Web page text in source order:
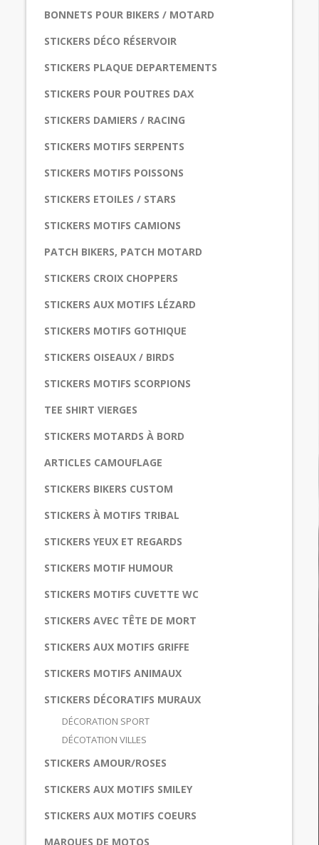
BONNETS POUR BIKERS / MOTARD
STICKERS DÉCO RÉSERVOIR
STICKERS PLAQUE DEPARTEMENTS
STICKERS POUR POUTRES DAX
STICKERS DAMIERS / RACING
STICKERS MOTIFS SERPENTS
STICKERS MOTIFS POISSONS
STICKERS ETOILES / STARS
STICKERS MOTIFS CAMIONS
PATCH BIKERS, PATCH MOTARD
STICKERS CROIX CHOPPERS
STICKERS AUX MOTIFS LÉZARD
STICKERS MOTIFS GOTHIQUE
STICKERS OISEAUX / BIRDS
STICKERS MOTIFS SCORPIONS
TEE SHIRT VIERGES
STICKERS MOTARDS À BORD
ARTICLES CAMOUFLAGE
STICKERS BIKERS CUSTOM
STICKERS À MOTIFS TRIBAL
STICKERS YEUX ET REGARDS
STICKERS MOTIF HUMOUR
STICKERS MOTIFS CUVETTE WC
STICKERS AVEC TÊTE DE MORT
STICKERS AUX MOTIFS GRIFFE
STICKERS MOTIFS ANIMAUX
STICKERS DÉCORATIFS MURAUX
DÉCORATION SPORT
DÉCOTATION VILLES
STICKERS AMOUR/ROSES
STICKERS AUX MOTIFS SMILEY
STICKERS AUX MOTIFS COEURS
MARQUES DE MOTOS